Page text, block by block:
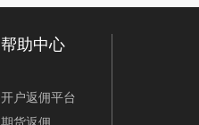
帮助中心
开户返佣平台